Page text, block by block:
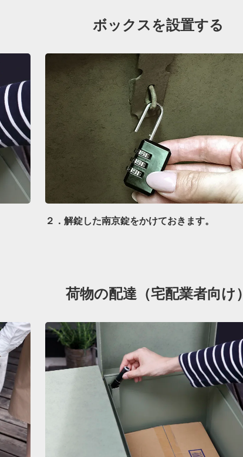
ボックスを設置する
２．解錠した南京錠をかけておきます。
荷物の配達（宅配業者向け）